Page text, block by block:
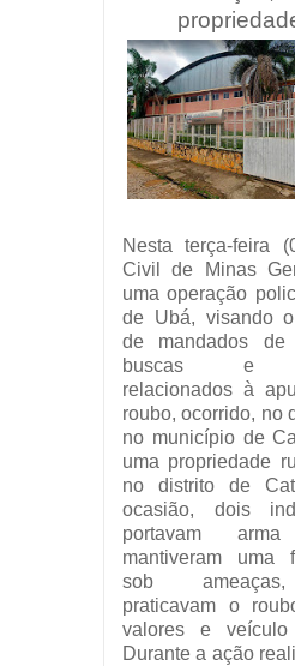
Nesta terça-feira
Civil de Minas
uma operação
de Ubá, visando
de mandados
buscas e
relacionados à
roubo, ocorrido, no
no município de
uma propriedade
no distrito de
ocasião, dois
portavam
mantiveram uma
sob
praticavam o
valores e
Durante a ação